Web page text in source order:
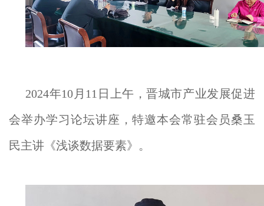
2024年10月11日上午，晋城市产业发展促进
会举办学习论坛讲座，特邀本会常驻会员桑玉
民主讲《浅谈数据要素》。